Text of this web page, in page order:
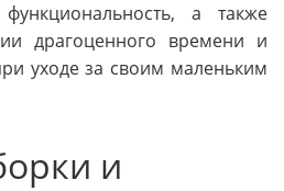
функциональность, а также
драгоценного времени и
уходе за своим маленьким
и